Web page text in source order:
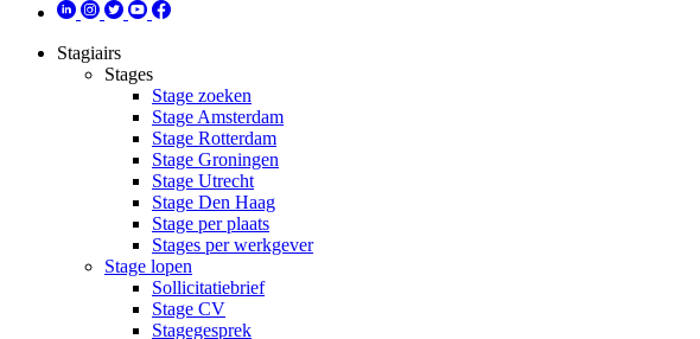
Stagiairs
Stages
Stage zoeken
Stage Amsterdam
Stage Rotterdam
Stage Groningen
Stage Utrecht
Stage Den Haag
Stage per plaats
Stages per werkgever
Stage lopen
Sollicitatiebrief
Stage CV
Stagegesprek